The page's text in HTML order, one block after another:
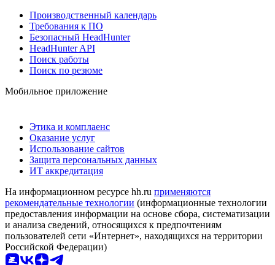
Производственный календарь
Требования к ПО
Безопасный HeadHunter
HeadHunter API
Поиск работы
Поиск по резюме
Мобильное приложение
Этика и комплаенс
Оказание услуг
Использование сайтов
Защита персональных данных
ИТ аккредитация
На информационном ресурсе hh.ru применяются
рекомендательные технологии (информационные технологии
предоставления информации на основе сбора, систематизации
и анализа сведений, относящихся к предпочтениям
пользователей сети «Интернет», находящихся на территории
Российской Федерации)